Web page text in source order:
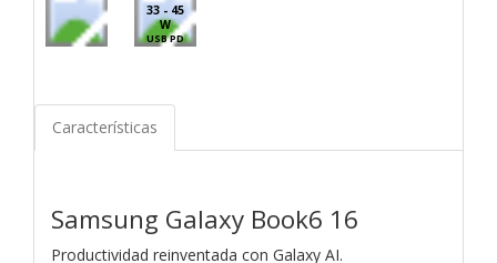
33 - 45
W
USB PD
Características
Samsung Galaxy Book6 16
Productividad reinventada con Galaxy AI.